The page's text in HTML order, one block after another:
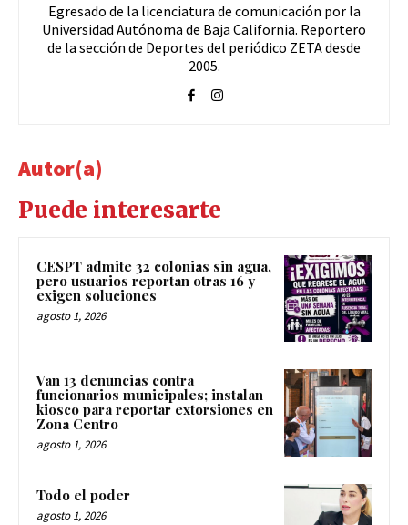
Egresado de la licenciatura de comunicación por la
Universidad Autónoma de Baja California. Reportero
de la sección de Deportes del periódico ZETA desde
2005.
Autor(a)
Puede interesarte
CESPT admite 32 colonias sin agua,
pero usuarios reportan otras 16 y
exigen soluciones
agosto 1, 2026
Van 13 denuncias contra
funcionarios municipales; instalan
kiosco para reportar extorsiones en
Zona Centro
agosto 1, 2026
Todo el poder
agosto 1, 2026